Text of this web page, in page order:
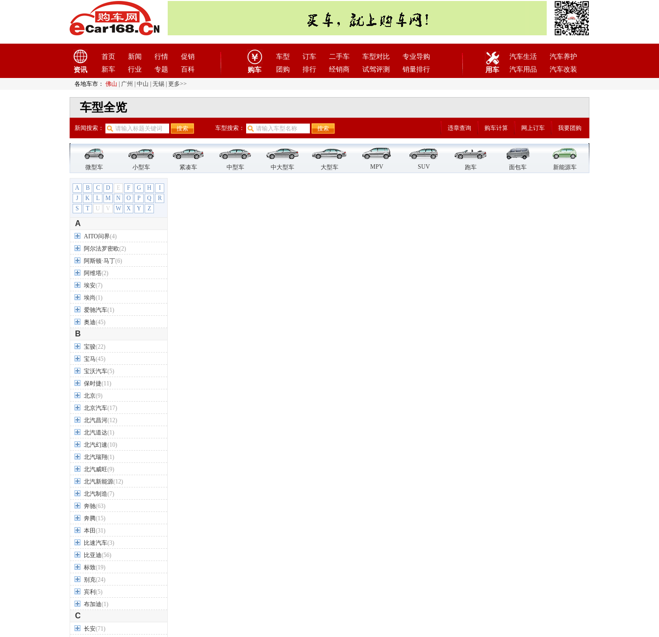
资讯
首页 新闻 行情
促销
新车
行业 专题 百科 购车
车型 订车 二手车 车型对比
专业导购
团购
排行 经销商 试驾评测 销量排行 用车
汽车生活
汽车养护
汽车用品
汽车改装
各地车市： 佛山 广州 中山 无锡 更多>>
车型全览
新闻搜索： 车型搜索： 违章查询 购车计算 网上订车 我要团购
微型车 小型车 紧凑车 中型车 中大型车 大型车 MPV SUV 跑车 面包车 新能源车
A B C D E F G H
I
J
K L M N O P Q
R
S
T U V W X Y Z
A
AITO问界(4)
阿尔法罗密欧(2)
阿斯顿·马丁(6)
阿维塔(2)
埃安(7)
埃尚(1)
爱驰汽车(1)
奥迪(45)
B
宝骏(22)
宝马(45)
宝沃汽车(5)
保时捷(11)
北京(9)
北京汽车(17)
北汽昌河(12)
北汽道达(1)
北汽幻速(10)
北汽瑞翔(1)
北汽威旺(9)
北汽新能源(12)
北汽制造(7)
奔驰(63)
奔腾(15)
本田(31)
比速汽车(3)
比亚迪(56)
标致(19)
别克(24)
宾利 (5)
布加迪(1)
C
长安(71)